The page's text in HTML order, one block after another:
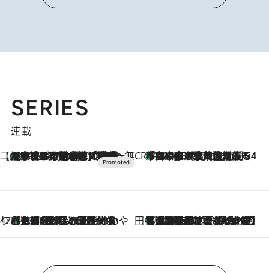
SERIES
連載
【CREA×星野リゾート】唯一無二。癒しと発見が待つ場所へ
2026.8.7
【トンボの足水浴】ヒノキの香りに包まれて涼感マックス！約13℃の湧水かけ流しを避暑地「星野温泉 トンボの湯」で体験 CREA'S CHOICE
2026.8.7
「立川にも歌舞伎があるんだよ」 片岡仁左衛門・市川中車ら豪華座組みで4年目の立川立飛歌舞伎へ
47都道府県の手みやげ ひんやりスイーツで夏を満喫
2026.8.7
【京都府】この夏絶対食べたい 冷やしておいしいおやつ3選 ひと口目から心を掴む新緑のテリーヌ 田中稲の勝手に再ブーム
2026.8.7
「湘南乃風に憧れて」観客大盛上がりの“タオル回し”に、ラッパー顔負けの高速歌唱まで…さだまさし（74）のアグレッシブすぎる現在地